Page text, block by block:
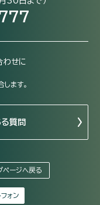
わせに
ます。
質問
ページへ戻る
ォン